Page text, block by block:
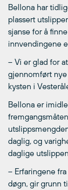
Bellona har
plassert
sjanse for å
innvendingene
– Vi er glad for
gjennomført
kysten i
Bellona er
daglig, og
daglige
– Erfaringene
døgn, gir grunn